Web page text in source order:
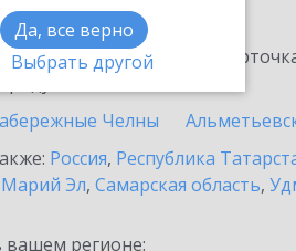
Да, все верно
Выбрать другой
с информационными
Челны
Россия, Республика
Марий Эл, Самарская область,
регионе: